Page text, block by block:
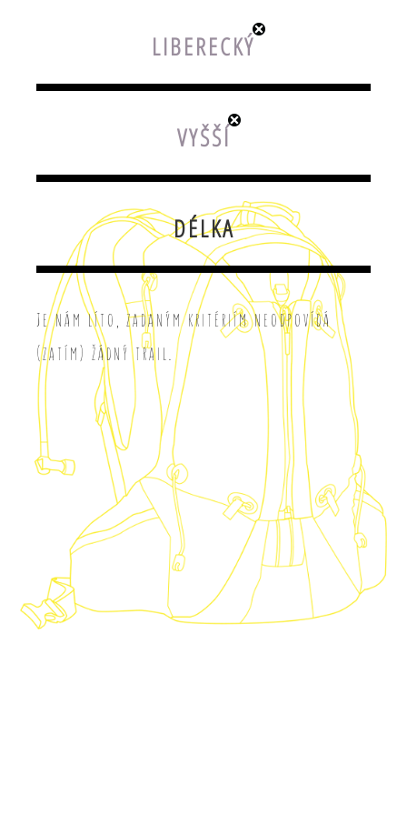
LIBERECKÝ
VYŠŠÍ
DÉLKA
Je nám líto, zadaným kritériím neodpovídá
(zatím) žádný trail.